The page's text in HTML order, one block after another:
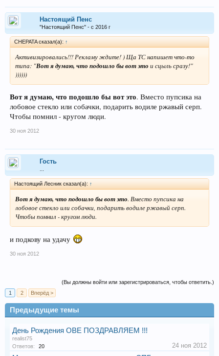
Настоящий Пенс
"Настоящий Пенс" - с 2016 г
CHEPATA сказал(а): ↑
Активизировались!!! Рекламу ждите! ) Ща ТС напишет что-то
типа: "Вот я думаю, что подошло бы вот это и сцыль сразу!"
))))))
Вот я думаю, что подошло бы вот это. Вместо пупсика на
лобовое стекло или собачки, подарить водиле ржавый серп.
Чтобы помнил - кругом люди.
30 ноя 2012
Гость
Настоящий Лесник сказал(а): ↑
Вот я думаю, что подошло бы вот это. Вместо пупсика на
лобовое стекло или собачки, подарить водиле ржавый серп.
Чтобы помнил - кругом люди.
и подкову на удачу
30 ноя 2012
(Вы должны войти или зарегистрироваться, чтобы ответить.)
1
2 Вперёд >
Предыдущие темы
День Рождения ОВЕ ПОЗДРАВЛЯЕМ !!!
realist75
Ответов:
20 24 ноя 2012